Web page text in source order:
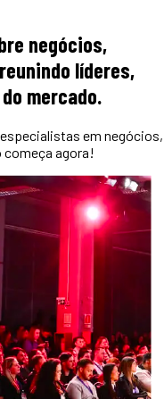
negócios,
líderes,
mercado.
em negócios,
começa agora!